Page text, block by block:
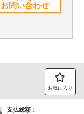
お問い合わせ
お気に入り
支払総額：